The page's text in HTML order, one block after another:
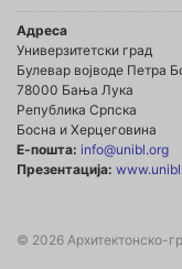
Адреса
Универзитетски град
Булевар војводе Петра
78000 Бања Лука
Република Српска
Босна и Херцеговина
Е-пошта: info@unibl.org
Презентација:
© 2026 Архитектонско-